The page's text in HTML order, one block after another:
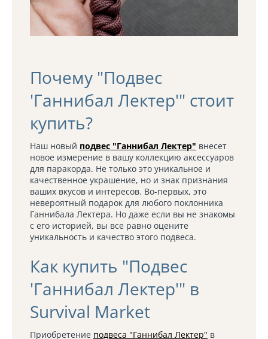
Почему "Подвес
'Ганнибал Лектер'" стоит
купить?
Наш новый подвес "Ганнибал Лектер" внесет
новое измерение в вашу коллекцию аксессуаров
для паракорда. Не только это уникальное и
качественное украшение, но и знак признания
ваших вкусов и интересов. Во-первых, это
невероятный подарок для любого поклонника
Ганнибала Лектера. Но даже если вы не знакомы
с его историей, вы все равно оцените
уникальность и качество этого подвеса.
Как купить "Подвес
'Ганнибал Лектер'" в
Survival Market
Приобретение подвеса "Ганнибал Лектер" в